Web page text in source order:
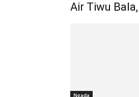
Air Tiwu
Ngada